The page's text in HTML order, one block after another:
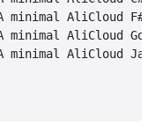
minimal AliCloud F#
minimal AliCloud Go
minimal AliCloud